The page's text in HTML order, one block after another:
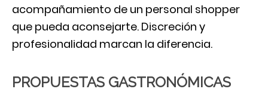
acompañamiento de un personal shopper
que pueda aconsejarte. Discreción y
profesionalidad marcan la diferencia.
PROPUESTAS GASTRONÓMICAS